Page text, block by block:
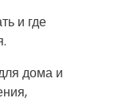
и где
дома и